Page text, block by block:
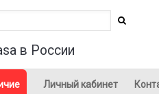
в России
Личный кабинет